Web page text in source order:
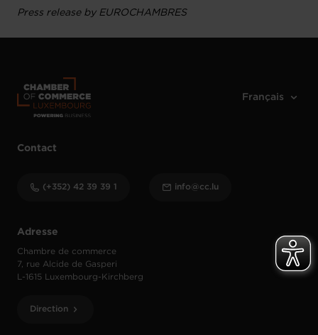
Press release by EUROCHAMBRES
Adresse
Chambre de commerce
7, rue Alcide de Gasperi
L-1615 Luxembourg-Kirchberg
Direction
Contact
(+352) 42 39 39 1 info@cc.lu